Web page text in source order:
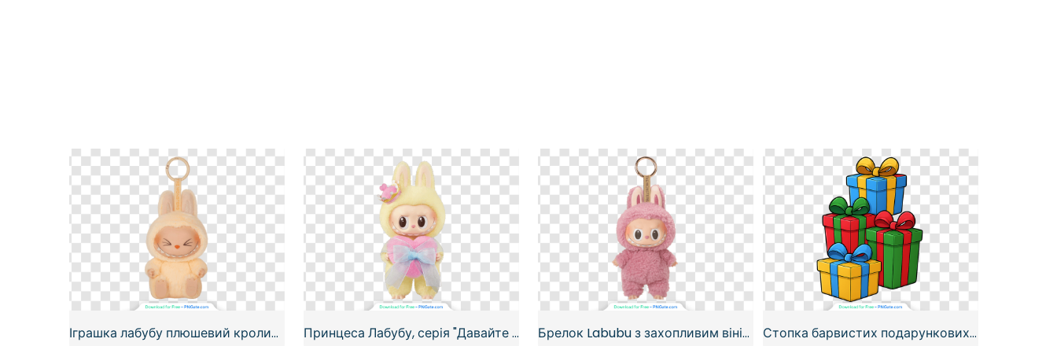
Іграшка лабубу плюшевий кролик фігурка брелок посміхається милий безкоштовний PNG Принцеса Лабубу, серія "Давайте поставимо мат", жовта корона зайчика, безкоштовний PNG Брелок Labubu з захопливим вініловим обличчям Macaron, рожевим пухнастим, безкоштовний PNG Стопка барвистих подарункових коробок зі стрічками, безкоштовний PNG